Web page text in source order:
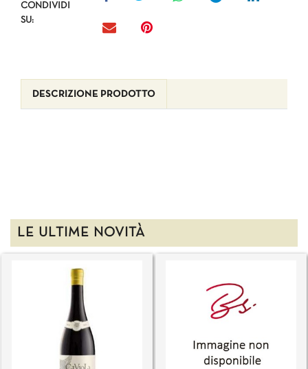
CONDIVIDI
SU:
DESCRIZIONE PRODOTTO
LE ULTIME NOVITÀ